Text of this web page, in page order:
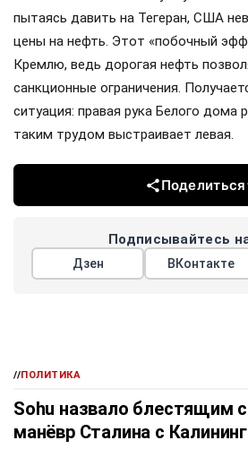
пытаясь давить на Тегеран, США
цены на нефть. Этот «побочный
Кремлю, ведь дорогая нефть
санкционные ограничения.
ситуация: правая рука Белого дома
таким трудом выстраивает левая.
Поделиться
Подписывайтесь
Дзен ВКонтакте
//ПОЛИТИКА
Sohu назвало блестящим
манёвр Сталина с